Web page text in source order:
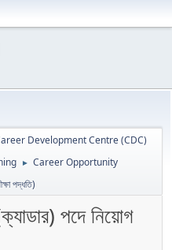
Development Centre (CDC)
► Career Opportunity
পদ্ধতি)
পদে নিয়োগ